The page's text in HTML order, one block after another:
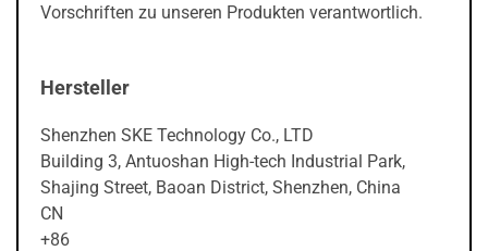
Vorschriften zu unseren Produkten verantwortlich.
Hersteller
Shenzhen SKE Technology Co., LTD
Building 3, Antuoshan High-tech Industrial Park,
Shajing Street, Baoan District, Shenzhen, China
CN
+86